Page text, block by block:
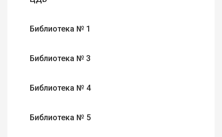
Библиотека № 1
Библиотека № 3
Библиотека № 4
Библиотека № 5